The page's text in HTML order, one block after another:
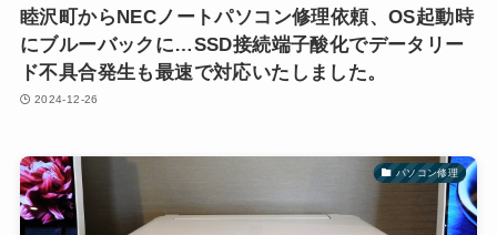
睦沢町からNECノートパソコン修理依頼、OS起動時
にブルーバックに…SSD接続端子酸化でデータリー
ド不具合発生も最速で対応いたしました。
2024-12-26
パソコン修理